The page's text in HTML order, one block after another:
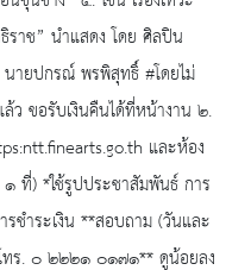
ราช” นำแสดง โดย ศิลปิน
ายปกรณ์ พรพิสุทธิ์ #โดยไม่
ว ขอรับเงินคืนได้ที่หน้างาน ๒.
และห้อง
ที่) *ใช้รูปประชาสัมพันธ์ การ
ชำระเงิน **สอบถาม (วันและ
ทร. ๐ ๒๒๒๑ ๐๑๗๑** ดูน้อยลง